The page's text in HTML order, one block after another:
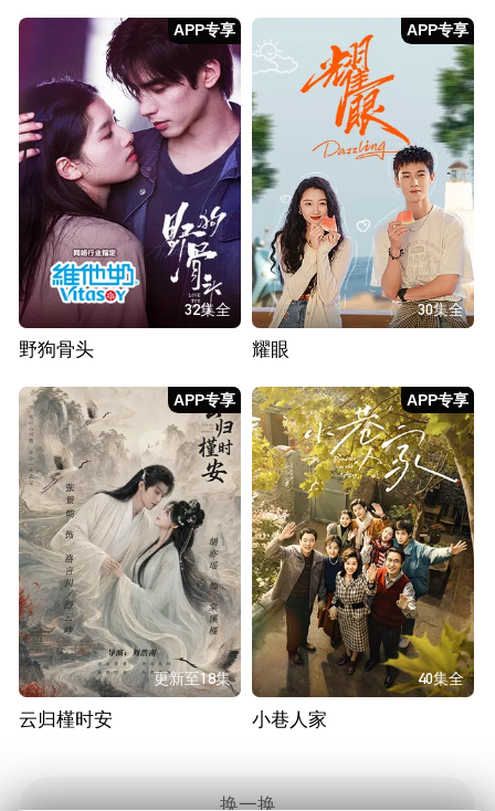
APP专享
32集全
野狗骨头
APP专享
30集全
耀眼
APP专享
更新至18集
云归槿时安
APP专享
40集全
小巷人家
换一换